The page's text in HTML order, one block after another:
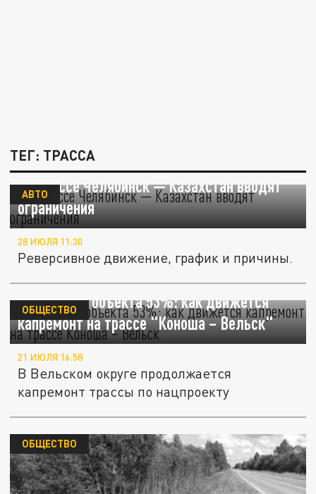
ТЕГ: ТРАССА
На трассе Челябинск — Казахстан вводят
ограничения
АВТО
28 ИЮЛЯ 11:30
Реверсивное движение, график и причины.
Готовность объекта 53%: как движется
капремонт на трассе "Коноша – Вельск"
ОБЩЕСТВО
21 ИЮЛЯ 16:58
В Вельском округе продолжается
капремонт трассы по нацпроекту
ОБЩЕСТВО